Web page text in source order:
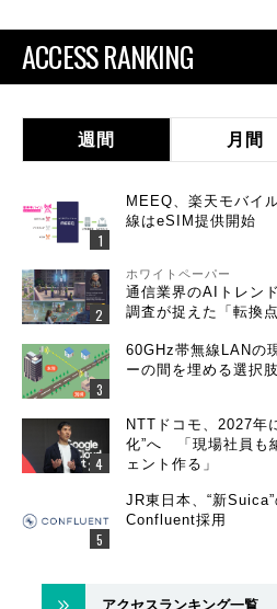
ACCESS RANKING
週間 月間
MEEQ、楽天モバイ
線はeSIM提供開始
ホワイトペーパー
通信業界のAIトレン
調査が捉えた「転換点
60GHz帯無線LAN
ーの間を埋める選択
NTTドコモ、2027年
化”へ 「現場社員も
ェント作る」
JR東日本、“新
Confluent採用
アクセスランキング一覧